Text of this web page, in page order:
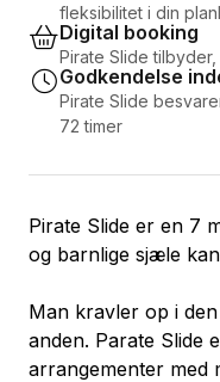
fleksibilitet i din
Digital booking
Pirate Slide
Godkendelse
Pirate Slide
72 timer
Pirate Slide er en 7
og barnlige sjæle
Man kravler op i
anden. Parate Slide
arrangementer med